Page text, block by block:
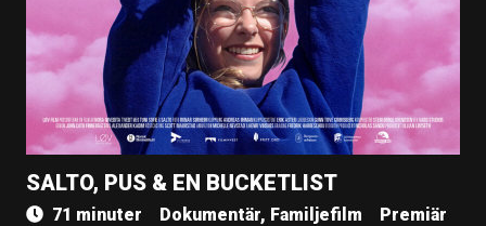
SALTO, PUS & EN BUCKETLIST
71 minuter Dokumentär, Familjefilm
Premiär